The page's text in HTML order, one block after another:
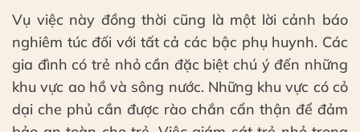
Vụ việc này đồng thời cũng là một lời cảnh báo
nghiêm túc đối với tất cả các bậc phụ huynh. Các
gia đình có trẻ nhỏ cần đặc biệt chú ý đến những
khu vực ao hồ và sông nước. Những khu vực có cỏ
dại che phủ cần được rào chắn cẩn thận để đảm